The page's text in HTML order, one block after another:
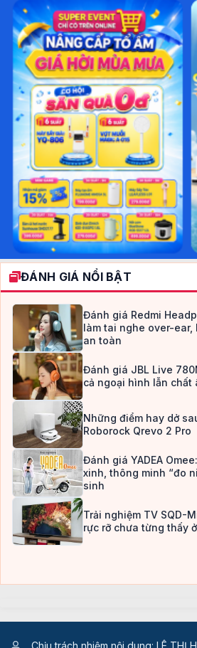
ĐÁNH GIÁ NỔI BẬT
Đánh giá Redmi
làm tai nghe over-ear,
an toàn
Đánh giá JBL Live
cả ngoại hình lẫn chất
Những điểm hay dở
Roborock Qrevo 2 Pro
Đánh giá YADEA
xinh, thông minh “đo
sinh
Trải nghiệm TV SQD-
rực rỡ chưa từng thấy